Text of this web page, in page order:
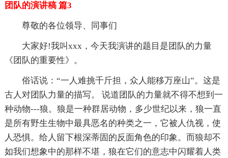
团队的演讲稿 篇3
尊敬的各位领导、同事们
大家好!我叫xxx，今天我演讲的题目是团队的力量
《团队的重要性》。
俗话说：“一人难挑千斤担，众人能移万座山”。这是
古人对团队力量的描写。 说道团队的力量就不得不想到一
种动物---狼。狼是一种群居动物，多少世纪以来，狼一直
是所有野生生物中最具恶名的种类之一，它被人仇视，使
人恐惧。给人留下根深蒂固的反面角色的印象。而狼却不
如我们想象中的那样不堪，狼在它们的意志中闪耀着人类